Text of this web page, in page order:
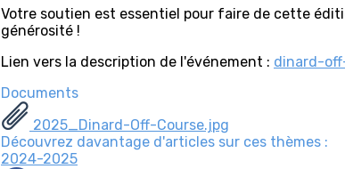
Votre soutien est essentiel pour faire de cette
générosité !
Lien vers la description de l'événement : dinard-
Documents
2025_Dinard-Off-Course.jpg
Découvrez davantage d'articles sur ces thèmes :
2024-2025